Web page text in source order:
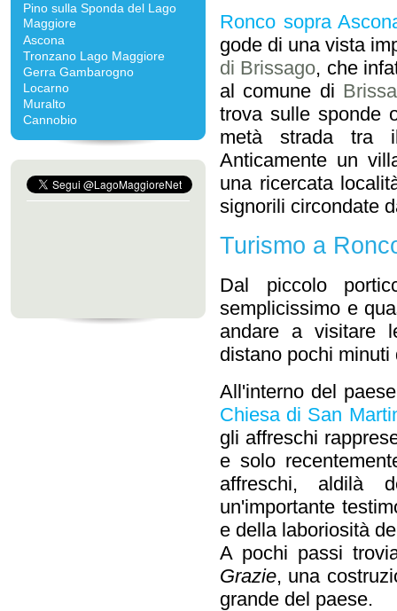
Pino sulla Sponda del Lago
Maggiore
Ascona
Tronzano Lago Maggiore
Gerra Gambarogno
Locarno
Muralto
Cannobio
Ronco sopra
gode di una vista
di Brissago, che
al comune di
trova sulle sponde
metà strada
Anticamente un
una ricercata
signorili circondate
Turismo a
Dal piccolo
semplicissimo e
andare a visitare
distano pochi
All'interno del
Chiesa di San
gli affreschi
e solo
affreschi, aldilà
un'importante
e della laboriosità
A pochi passi
Grazie, una
grande del paese.